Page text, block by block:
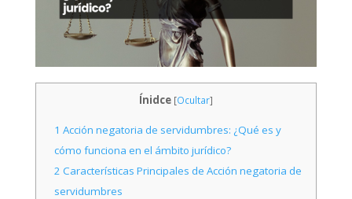
Ínidce [Ocultar]
1 Acción negatoria de servidumbres: ¿Qué es y
cómo funciona en el ámbito jurídico?
2 Características Principales de Acción negatoria de
servidumbres